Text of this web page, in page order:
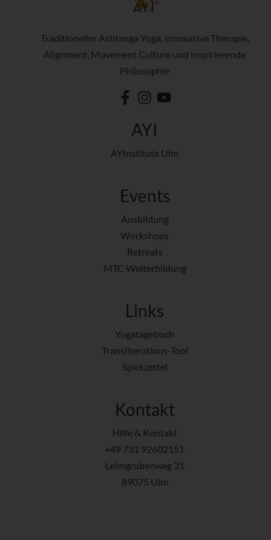
Traditioneller Ashtanga Yoga, innovative Therapie,
Alignment, Movement Culture und inspirierende
Philosophie
AYI
AYInstitute Ulm
Events
Ausbildung
Workshops
Retreats
MTC Weiterbildung
Links
Yogatagebuch
Transliterations-Tool
Spickzettel
Kontakt
Hilfe & Kontakt
+49 731 92602151
Leimgrubenweg 31
89075 Ulm